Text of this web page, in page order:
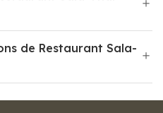
de Restaurant Sala-